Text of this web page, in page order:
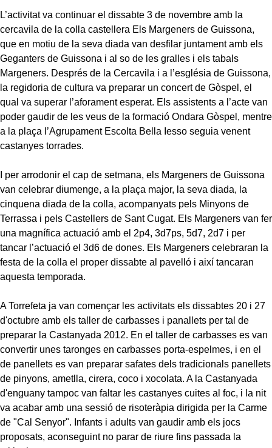
L’activitat va continuar el dissabte 3 de novembre amb la
cercavila de la colla castellera Els Margeners de Guissona,
que en motiu de la seva diada van desfilar juntament amb els
Geganters de Guissona i al so de les gralles i els tabals
Margeners. Després de la Cercavila i a l’església de Guissona,
la regidoria de cultura va preparar un concert de Gòspel, el
qual va superar l’aforament esperat. Els assistents a l’acte van
poder gaudir de les veus de la formació Ondara Gòspel, mentre
a la plaça l’Agrupament Escolta Bella Iesso seguia venent
castanyes torrades.
I per arrodonir el cap de setmana, els Margeners de Guissona
van celebrar diumenge, a la plaça major, la seva diada, la
cinquena diada de la colla, acompanyats pels Minyons de
Terrassa i pels Castellers de Sant Cugat. Els Margeners van fer
una magnífica actuació amb el 2p4, 3d7ps, 5d7, 2d7 i per
tancar l’actuació el 3d6 de dones. Els Margeners celebraran la
festa de la colla el proper dissabte al pavelló i així tancaran
aquesta temporada.
A Torrefeta ja van començar les activitats els dissabtes 20 i 27
d'octubre amb els taller de carbasses i panallets per tal de
preparar la Castanyada 2012. En el taller de carbasses es van
convertir unes taronges en carbasses porta-espelmes, i en el
de panellets es van preparar safates dels tradicionals panellets
de pinyons, ametlla, cirera, coco i xocolata. A la Castanyada
d'enguany tampoc van faltar les castanyes cuites al foc, i la nit
va acabar amb una sessió de risoteràpia dirigida per la Carme
de "Cal Senyor". Infants i adults van gaudir amb els jocs
proposats, aconseguint no parar de riure fins passada la